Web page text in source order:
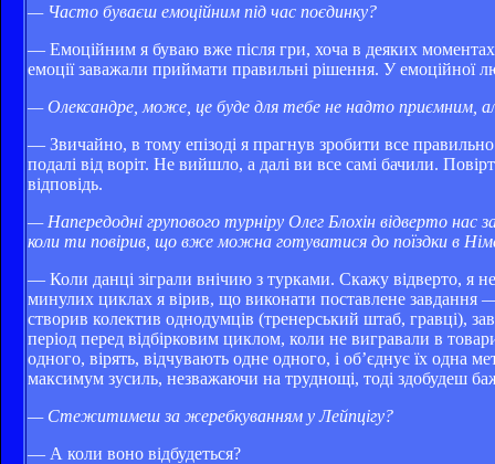
— Часто буваєш емоційним під час поєдинку?
— Емоційним я буваю вже після гри, хоча в деяких
емоції заважали приймати правильні рішення. У
— Олександре, може, це буде для тебе не надто приємним,
— Звичайно, в тому епізоді я прагнув зробити все
подалі від воріт. Не вийшло, а далі ви все самі бачили.
відповідь.
— Напередодні групового турніру Олег Блохін відверто нас
коли ти повірив, що вже можна готуватися до поїздки в
— Коли данці зіграли внічию з турками. Скажу відверто, я
минулих циклах я вірив, що виконати поставлене завдання
створив колектив однодумців (тренерський штаб, гравці),
період перед відбірковим циклом, коли не вигравали в
одного, вірять, відчувають одне одного, і об’єднує їх одна
максимум зусиль, незважаючи на труднощі, тоді здобудеш
— Стежитимеш за жеребкуванням у Лейпцігу?
— А коли воно відбудеться?